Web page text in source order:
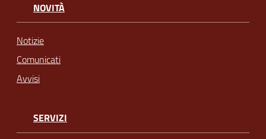
NOVITÀ
Notizie
Comunicati
Avvisi
SERVIZI